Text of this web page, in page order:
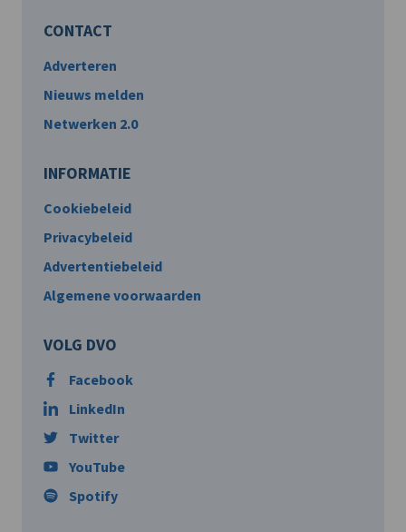
CONTACT
Adverteren
Nieuws melden
Netwerken 2.0
INFORMATIE
Cookiebeleid
Privacybeleid
Advertentiebeleid
Algemene voorwaarden
VOLG DVO
Facebook
LinkedIn
Twitter
YouTube
Spotify